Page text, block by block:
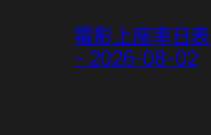
電影上座率日表
– 2026-08-02